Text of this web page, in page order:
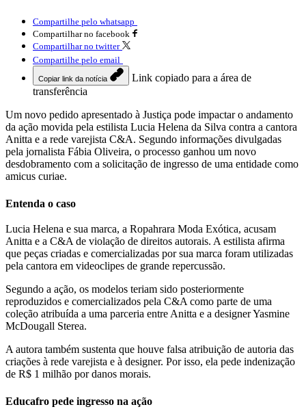
Compartilhe pelo whatsapp
Compartilhar no facebook
Compartilhar no twitter
Compartilhe pelo email
Copiar link da notícia
Link copiado para a área de
transferência
Um novo pedido apresentado à Justiça pode impactar o andamento
da ação movida pela estilista Lucia Helena da Silva contra a cantora
Anitta e a rede varejista C&A. Segundo informações divulgadas
pela jornalista Fábia Oliveira, o processo ganhou um novo
desdobramento com a solicitação de ingresso de uma entidade como
amicus curiae.
Entenda o caso
Lucia Helena e sua marca, a Ropahrara Moda Exótica, acusam
Anitta e a C&A de violação de direitos autorais. A estilista afirma
que peças criadas e comercializadas por sua marca foram utilizadas
pela cantora em videoclipes de grande repercussão.
Segundo a ação, os modelos teriam sido posteriormente
reproduzidos e comercializados pela C&A como parte de uma
coleção atribuída a uma parceria entre Anitta e a designer Yasmine
McDougall Sterea.
A autora também sustenta que houve falsa atribuição de autoria das
criações à rede varejista e à designer. Por isso, ela pede indenização
de R$ 1 milhão por danos morais.
Educafro pede ingresso na ação